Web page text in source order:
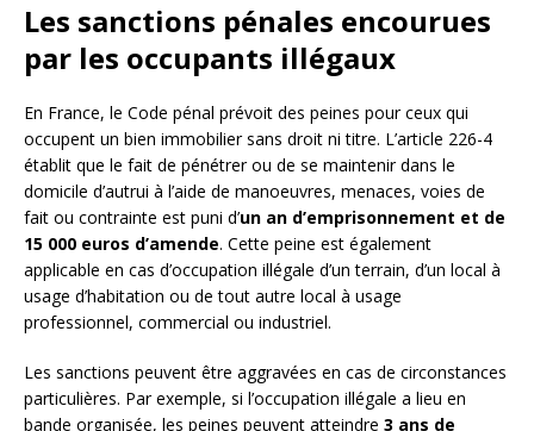
Les sanctions pénales encourues
par les occupants illégaux
En France, le Code pénal prévoit des peines pour ceux qui
occupent un bien immobilier sans droit ni titre. L’article 226-4
établit que le fait de pénétrer ou de se maintenir dans le
domicile d’autrui à l’aide de manoeuvres, menaces, voies de
fait ou contrainte est puni d’un an d’emprisonnement et de
15 000 euros d’amende. Cette peine est également
applicable en cas d’occupation illégale d’un terrain, d’un local à
usage d’habitation ou de tout autre local à usage
professionnel, commercial ou industriel.
Les sanctions peuvent être aggravées en cas de circonstances
particulières. Par exemple, si l’occupation illégale a lieu en
bande organisée, les peines peuvent atteindre 3 ans de